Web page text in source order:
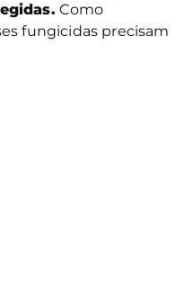
Como
fungicidas precisam